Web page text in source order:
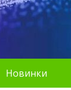
Новинки